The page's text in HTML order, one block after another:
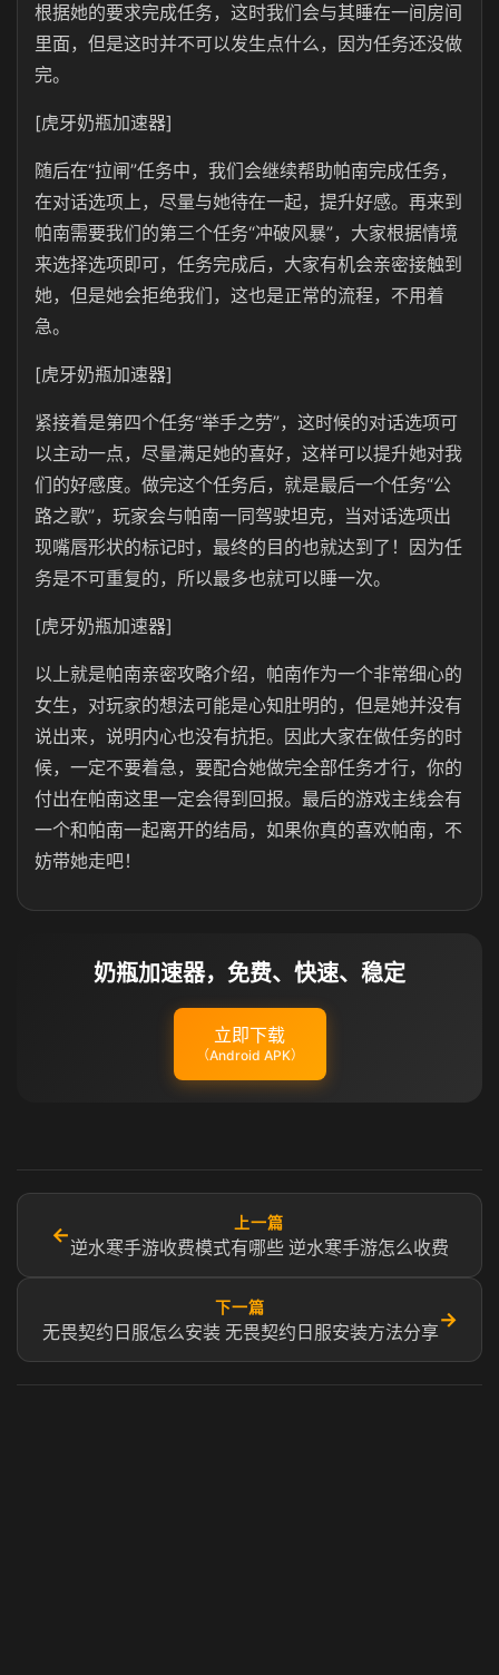
根据她的要求完成任务，这时我们会与其睡在一间房间
里面，但是这时并不可以发生点什么，因为任务还没做
完。
[虎牙奶瓶加速器]
随后在“拉闸”任务中，我们会继续帮助帕南完成任务，
在对话选项上，尽量与她待在一起，提升好感。再来到
帕南需要我们的第三个任务“冲破风暴”，大家根据情境
来选择选项即可，任务完成后，大家有机会亲密接触到
她，但是她会拒绝我们，这也是正常的流程，不用着
急。
[虎牙奶瓶加速器]
紧接着是第四个任务“举手之劳”，这时候的对话选项可
以主动一点，尽量满足她的喜好，这样可以提升她对我
们的好感度。做完这个任务后，就是最后一个任务“公
路之歌”，玩家会与帕南一同驾驶坦克，当对话选项出
现嘴唇形状的标记时，最终的目的也就达到了！因为任
务是不可重复的，所以最多也就可以睡一次。
[虎牙奶瓶加速器]
以上就是帕南亲密攻略介绍，帕南作为一个非常细心的
女生，对玩家的想法可能是心知肚明的，但是她并没有
说出来，说明内心也没有抗拒。因此大家在做任务的时
候，一定不要着急，要配合她做完全部任务才行，你的
付出在帕南这里一定会得到回报。最后的游戏主线会有
一个和帕南一起离开的结局，如果你真的喜欢帕南，不
妨带她走吧！
奶瓶加速器，免费、快速、稳定
立即下载
（Android APK）
←
上一篇
逆水寒手游收费模式有哪些 逆水寒手游怎么收费
下一篇
无畏契约日服怎么安装 无畏契约日服安装方法分享
→